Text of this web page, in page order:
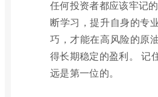
任何投资者都应该牢记
断学习，提升自身的专
巧，才能在高风险的原
得长期稳定的盈利。 记
远是第一位的。